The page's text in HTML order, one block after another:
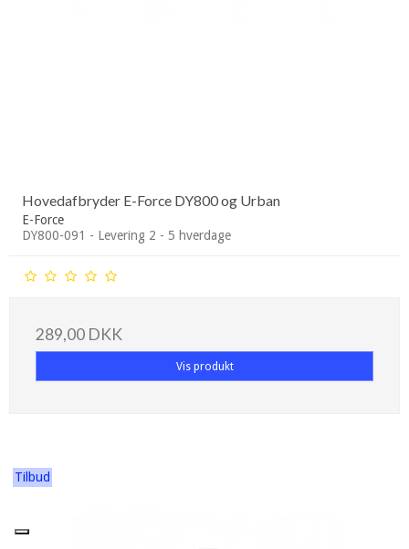
Hovedafbryder E-Force DY800 og Urban
E-Force
DY800-091 - Levering 2 - 5 hverdage
289,00 DKK
Vis produkt
Tilbud